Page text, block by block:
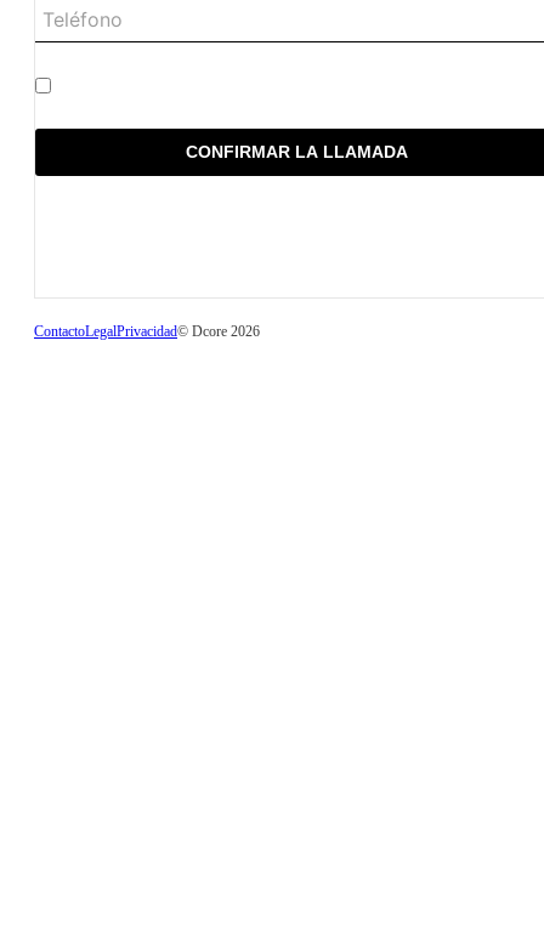
CONFIRMAR LA LLAMADA
ContactoLegalPrivacidad© Dcore 2026